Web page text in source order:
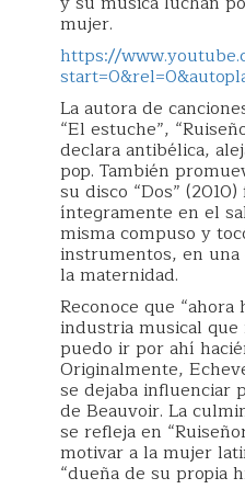
mujer.
https://
La autora de
“El estuche”,
declara antibélica,
pop. También
su disco “Dos”
íntegramente en el
misma compuso y
instrumentos, en una
la maternidad.
Reconoce que “ahora
industria musical
puedo ir por ahí
Originalmente,
se dejaba influenciar
de Beauvoir. La
se refleja en
motivar a la mujer
“dueña de su propia